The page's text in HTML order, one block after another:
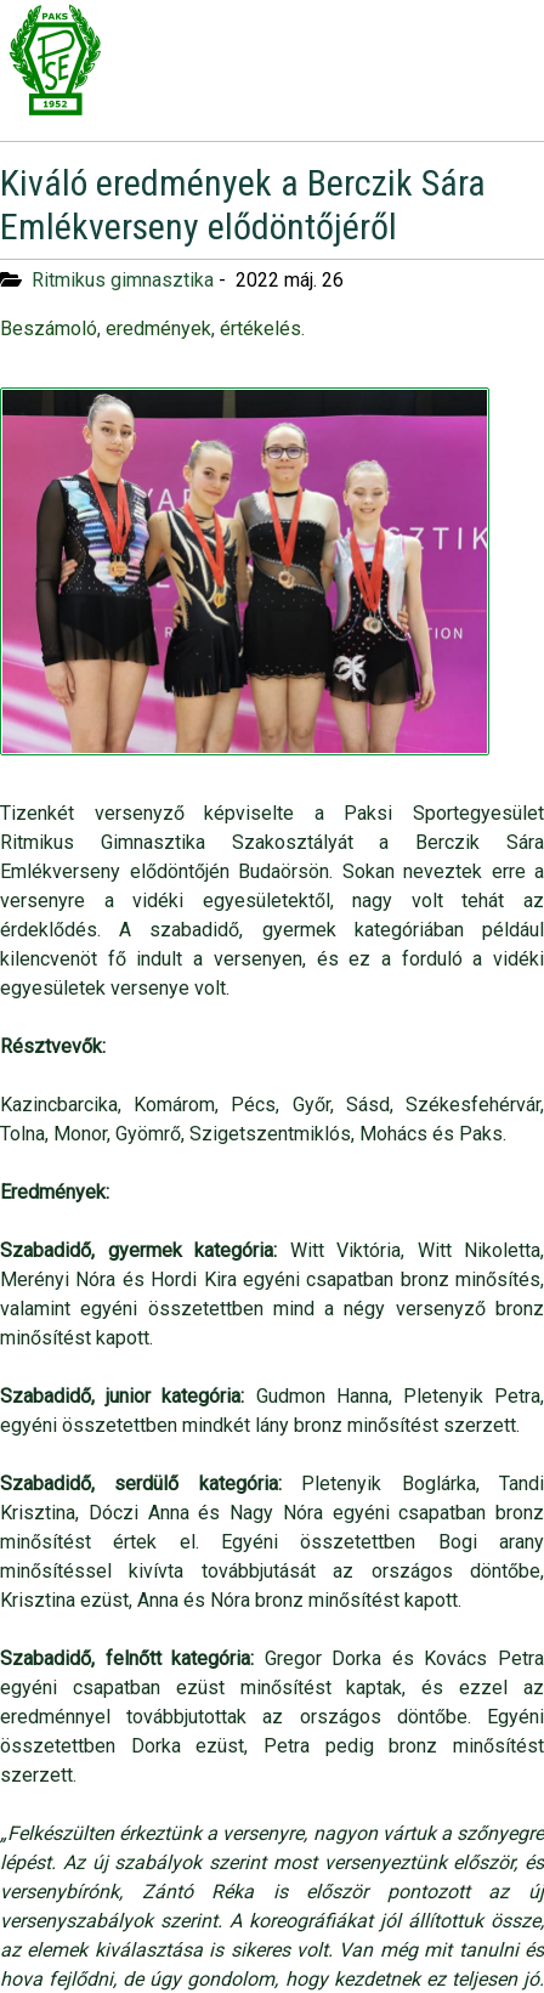
Kiváló eredmények a Berczik Sára
Emlékverseny elődöntőjéről
Ritmikus gimnasztika - 2022 máj. 26
Beszámoló, eredmények, értékelés.
Tizenkét versenyző képviselte a Paksi Sportegyesület
Ritmikus Gimnasztika Szakosztályát a Berczik Sára
Emlékverseny elődöntőjén Budaörsön. Sokan neveztek erre a
versenyre a vidéki egyesületektől, nagy volt tehát az
érdeklődés. A szabadidő, gyermek kategóriában például
kilencvenöt fő indult a versenyen, és ez a forduló a vidéki
egyesületek versenye volt.
Résztvevők:
Kazincbarcika, Komárom, Pécs, Győr, Sásd, Székesfehérvár,
Tolna, Monor, Gyömrő, Szigetszentmiklós, Mohács és Paks.
Eredmények:
Szabadidő, gyermek kategória: Witt Viktória, Witt Nikoletta,
Merényi Nóra és Hordi Kira egyéni csapatban bronz minősítés,
valamint egyéni összetettben mind a négy versenyző bronz
minősítést kapott.
Szabadidő, junior kategória: Gudmon Hanna, Pletenyik Petra,
egyéni összetettben mindkét lány bronz minősítést szerzett.
Szabadidő, serdülő kategória:
Pletenyik Boglárka, Tandi
Krisztina, Dóczi Anna és Nagy Nóra egyéni csapatban bronz
minősítést értek el. Egyéni összetettben Bogi arany
minősítéssel kivívta továbbjutását az országos döntőbe,
Krisztina ezüst, Anna és Nóra bronz minősítést kapott.
Szabadidő, felnőtt kategória: Gregor Dorka és Kovács Petra
egyéni csapatban ezüst minősítést kaptak, és ezzel az
eredménnyel továbbjutottak az országos döntőbe. Egyéni
összetettben Dorka ezüst, Petra pedig bronz minősítést
szerzett.
„Felkészülten érkeztünk a versenyre, nagyon vártuk a szőnyegre
lépést. Az új szabályok szerint most versenyeztünk először, és
versenybírónk, Zántó Réka is először pontozott az új
versenyszabályok szerint. A koreográfiákat jól állítottuk össze,
az elemek kiválasztása is sikeres volt. Van még mit tanulni és
hova fejlődni, de úgy gondolom, hogy kezdetnek ez teljesen jó.